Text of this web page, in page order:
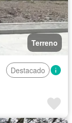
Terreno
Destacado